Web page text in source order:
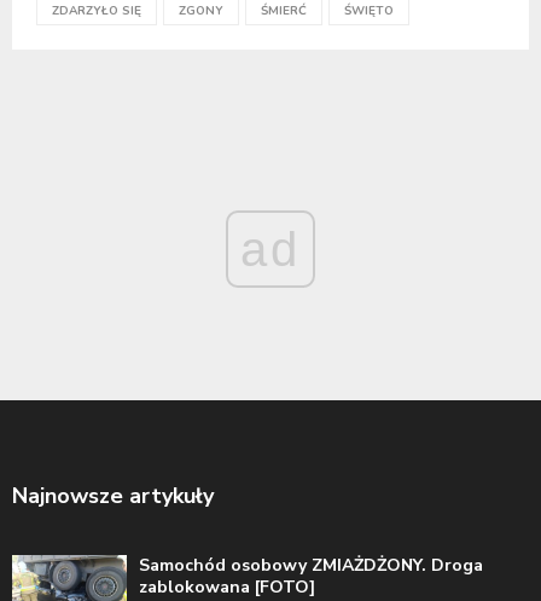
ZDARZYŁO SIĘ ZGONY ŚMIERĆ ŚWIĘTO
ad
Najnowsze artykuły
Samochód osobowy ZMIAŻDŻONY. Droga
zablokowana [FOTO]